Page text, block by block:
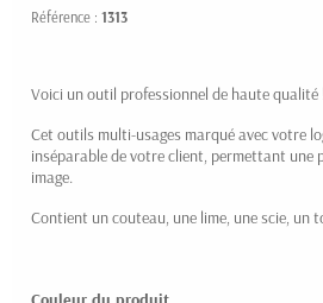
Référence : 1313
Voici un outil professionnel de haute qualité
Cet outils multi-usages marqué avec votre
inséparable de votre client, permettant une
image.
Contient un couteau, une lime, une scie, un